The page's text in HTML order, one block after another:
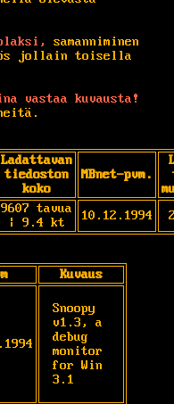
samanniminen
jollain toisella
vastaa kuvausta!
Ladattavan
tiedoston
koko
MBnet-pvm.
9607 tavua
| 9.4 kt
10.12.1994
Kuvaus
Snoopy
v1.3, a
debug
monitor
for Win
3.1